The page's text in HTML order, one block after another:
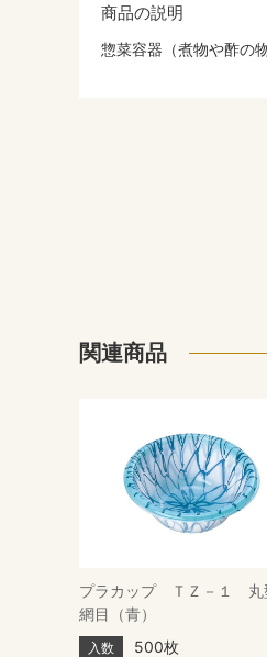
商品の説明
惣菜容器（煮物や酢の
関連商品
プラカップ ＴＺ－１
網目（青）
入数 500枚